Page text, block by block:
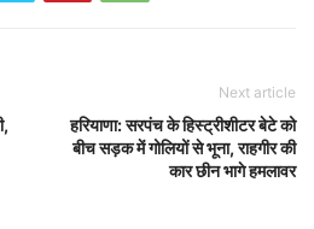
Next article
हरियाणा: सरपंच के हिस्ट्रीशीटर बेटे को
बीच सड़क में गोलियों से भूना, राहगीर की
कार छीन भागे हमलावर